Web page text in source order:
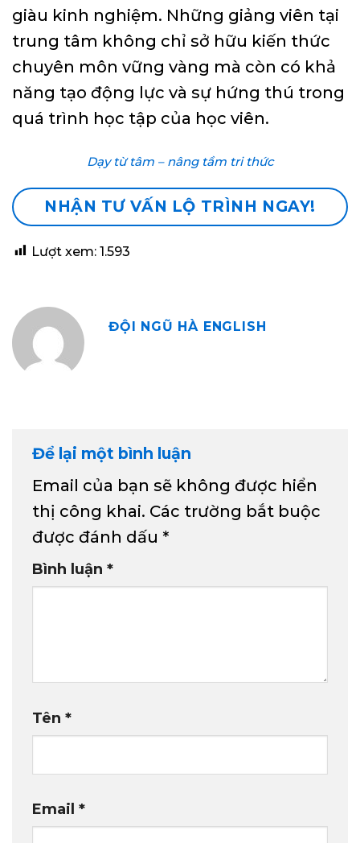
giàu kinh nghiệm. Những giảng viên tại
trung tâm không chỉ sở hữu kiến thức
chuyên môn vững vàng mà còn có khả
năng tạo động lực và sự hứng thú trong
quá trình học tập của học viên.
Dạy từ tâm – nâng tầm tri thức
NHẬN TƯ VẤN LỘ TRÌNH NGAY!
Lượt xem: 1.593
ĐỘI NGŨ HÀ ENGLISH
Để lại một bình luận
Email của bạn sẽ không được hiển
thị công khai. Các trường bắt buộc
được đánh dấu *
Bình luận *
Tên *
Email *